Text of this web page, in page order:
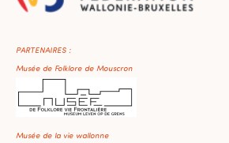
PARTENAIRES :
Musée de Folklore de Mouscron
Musée de la vie wallonne